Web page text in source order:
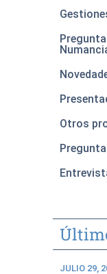
Otros
JULIO 29,